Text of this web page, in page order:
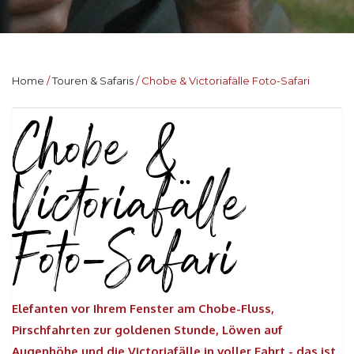
Home Touren & Safaris Chobe & Victoriafälle Foto-Safari
Chobe &
Victoriafälle
Foto-Safari
Elefanten vor Ihrem Fenster am Chobe-Fluss,
Pirschfahrten zur goldenen Stunde, Löwen auf